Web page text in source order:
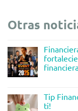
Otras
Tip
ti!